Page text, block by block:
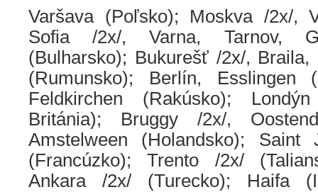
Varšava (Poľsko); Moskva /2x/,
Sofia /2x/, Varna, Tarnov,
(Bulharsko); Bukurešť /2x/, Braila,
(Rumunsko); Berlín, Esslingen
Feldkirchen (Rakúsko);
Británia); Bruggy /2x/,
Amstelween (Holandsko);
(Francúzko); Trento /2x/
Ankara /2x/ (Turecko); Haifa